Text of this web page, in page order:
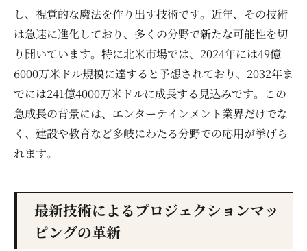
し、視覚的な魔法を作り出す技術です。近年、その技術
は急速に進化しており、多くの分野で新たな可能性を切
り開いています。特に北米市場では、2024年には49億
6000万米ドル規模に達すると予想されており、2032年ま
でには241億4000万米ドルに成長する見込みです。この
急成長の背景には、エンターテインメント業界だけでな
く、建設や教育など多岐にわたる分野での応用が挙げら
れます。
最新技術によるプロジェクションマッ
ピングの革新